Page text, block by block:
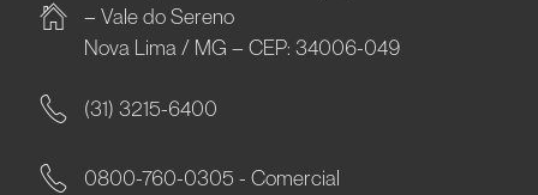
– Vale do Sereno
Nova Lima / MG – CEP: 34006-049
(31) 3215-6400
0800-760-0305 - Comercial